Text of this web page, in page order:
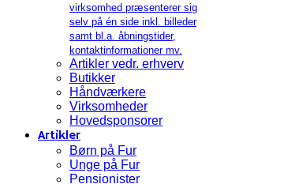
virksomhed præsenterer sig
selv på én side inkl. billeder
samt bl.a. åbningstider,
kontaktinformationer mv.
Artikler vedr. erhverv
Butikker
Håndværkere
Virksomheder
Hovedsponsorer
Artikler
Børn på Fur
Unge på Fur
Pensionister